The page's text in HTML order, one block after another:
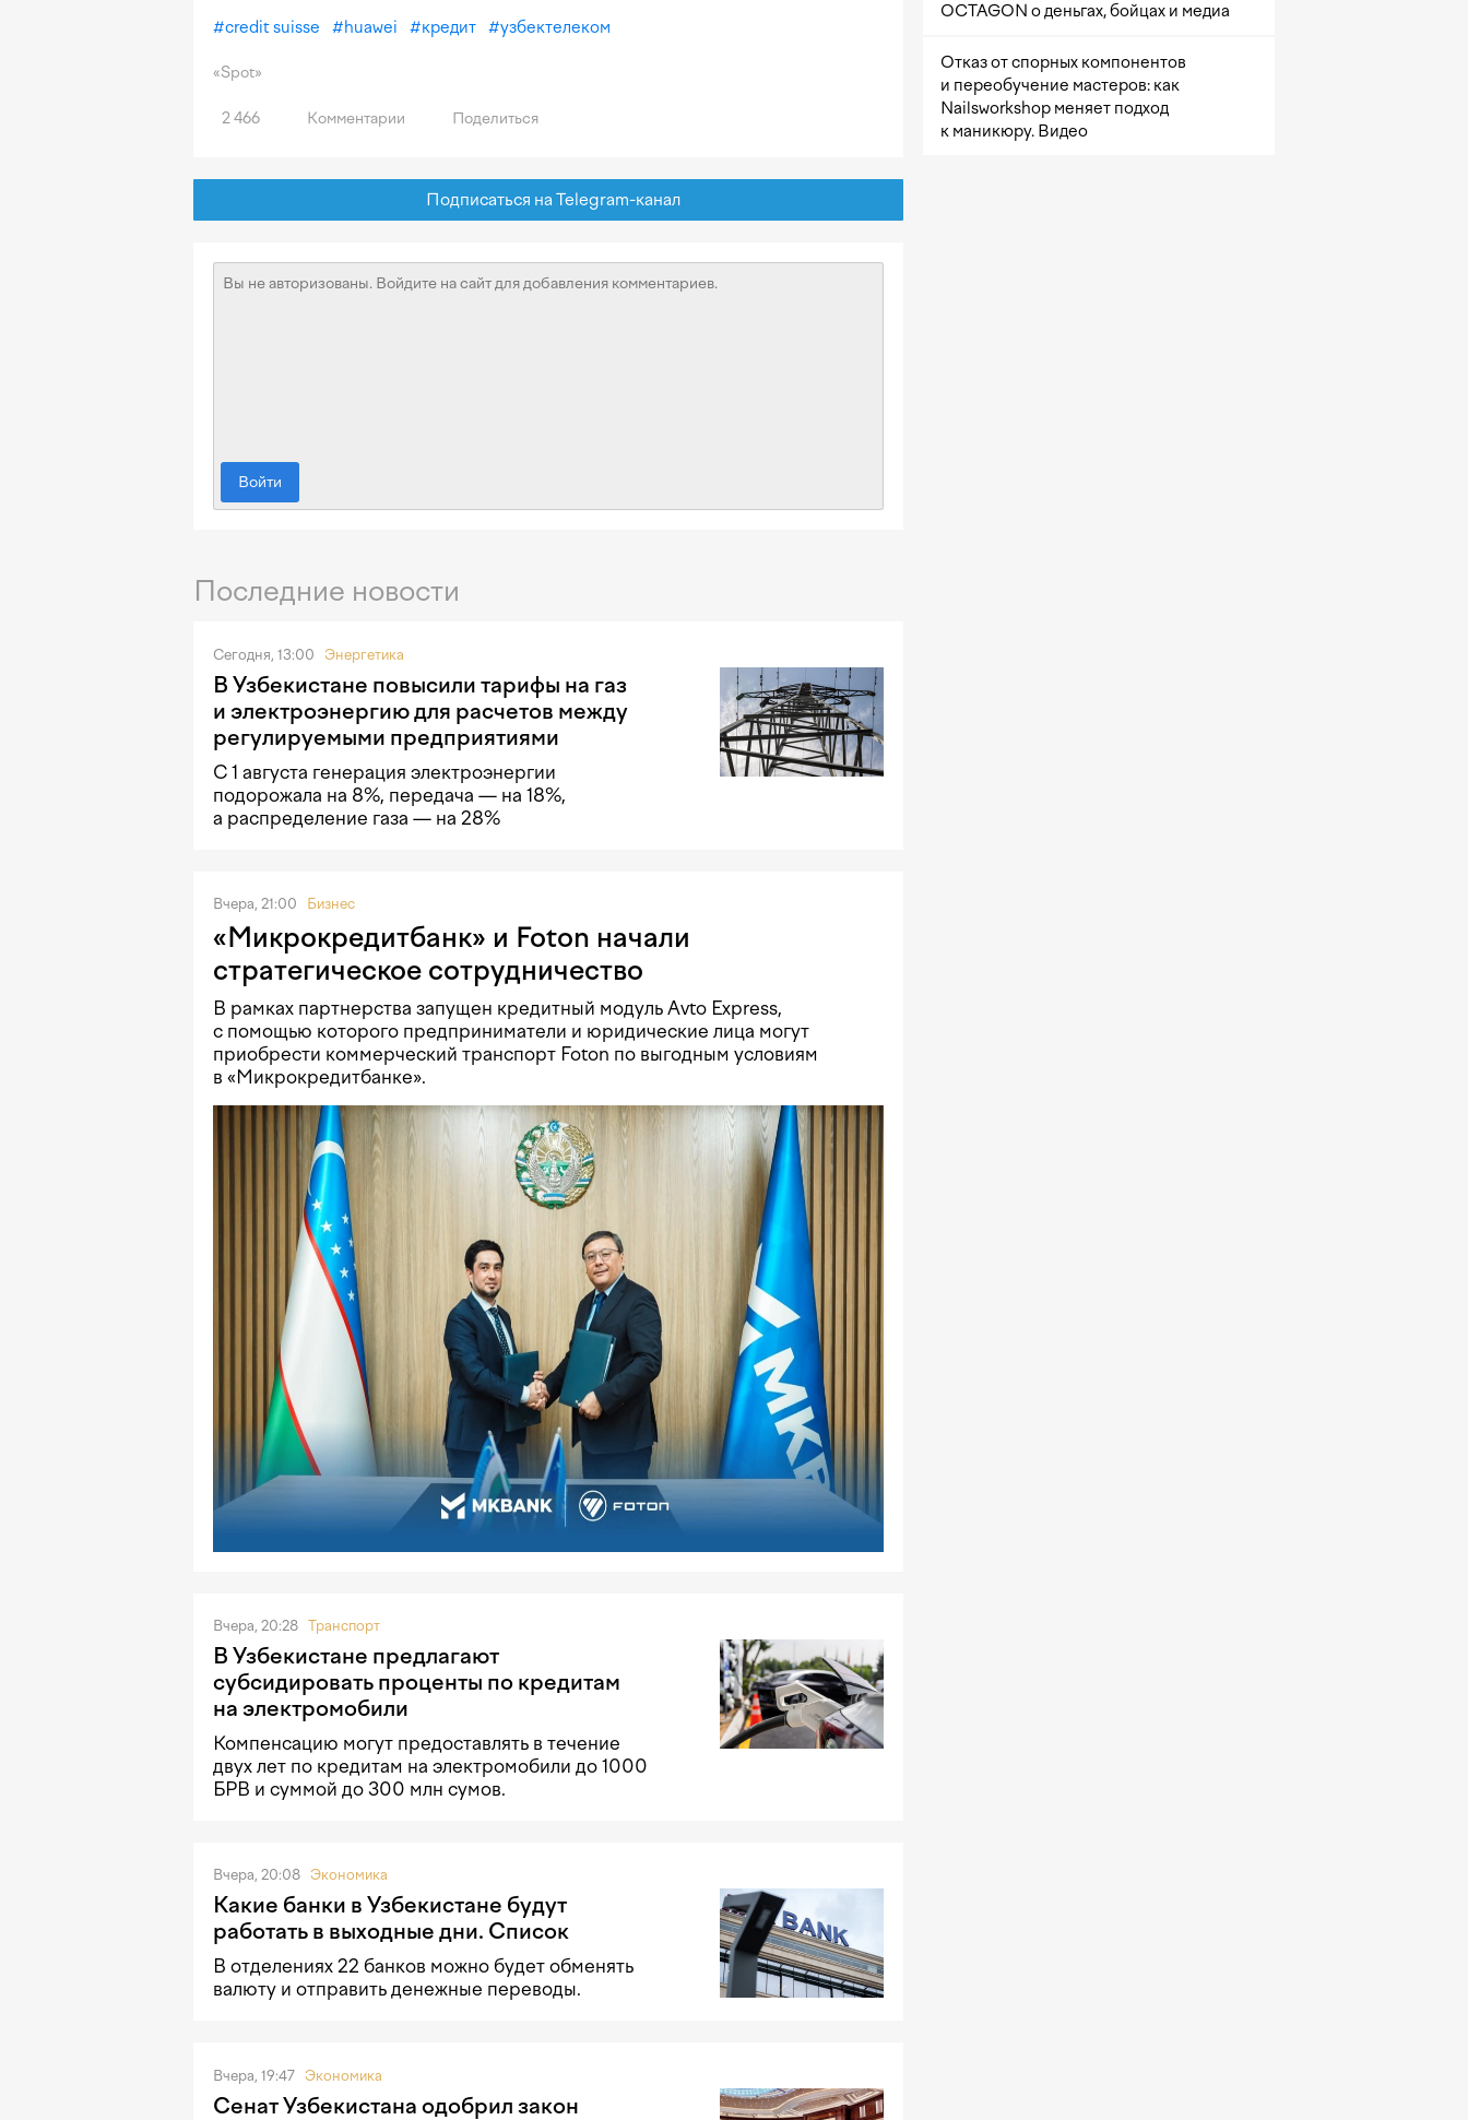
#credit suisse #huawei #кредит #узбектелеком
«Spot»
2 466 Комментарии Поделиться
Подписаться на Telegram-канал
Войти
Последние новости
Сегодня, 13:00 Энергетика
В Узбекистане повысили тарифы на газ
и электроэнергию для расчетов между
регулируемыми предприятиями
С 1 августа генерация электроэнергии
подорожала на 8%, передача — на 18%,
а распределение газа — на 28%
Вчера, 21:00 Бизнес
«Микрокредитбанк» и Foton начали
стратегическое сотрудничество
В рамках партнерства запущен кредитный модуль Avto Express,
с помощью которого предприниматели и юридические лица могут
приобрести коммерческий транспорт Foton по выгодным условиям
в «Микрокредитбанке».
Вчера, 20:28 Транспорт
В Узбекистане предлагают
субсидировать проценты по кредитам
на электромобили
Компенсацию могут предоставлять в течение
двух лет по кредитам на электромобили до 1000
БРВ и суммой до 300 млн сумов.
Вчера, 20:08 Экономика
Какие банки в Узбекистане будут
работать в выходные дни. Список
В отделениях 22 банков можно будет обменять
валюту и отправить денежные переводы.
Вчера, 19:47 Экономика
Сенат Узбекистана одобрил закон
OCTAGON о деньгах, бойцах и медиа
Отказ от спорных компонентов
и переобучение мастеров: как
Nailsworkshop меняет подход
к маникюру. Видео